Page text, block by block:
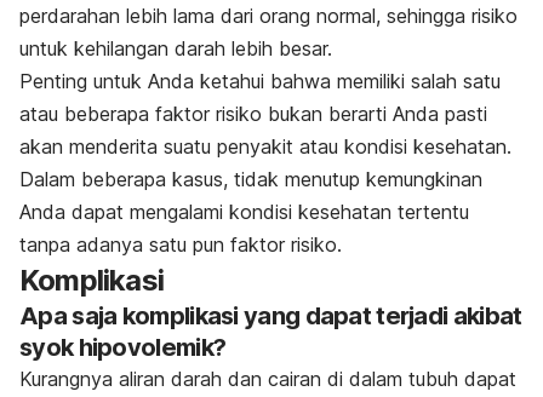
perdarahan lebih lama dari orang normal, sehingga risiko
untuk kehilangan darah lebih besar.
Penting untuk Anda ketahui bahwa memiliki salah satu
atau beberapa faktor risiko bukan berarti Anda pasti
akan menderita suatu penyakit atau kondisi kesehatan.
Dalam beberapa kasus, tidak menutup kemungkinan
Anda dapat mengalami kondisi kesehatan tertentu
tanpa adanya satu pun faktor risiko.
Komplikasi
Apa saja komplikasi yang dapat terjadi akibat
syok hipovolemik?
Kurangnya aliran darah dan cairan di dalam tubuh dapat